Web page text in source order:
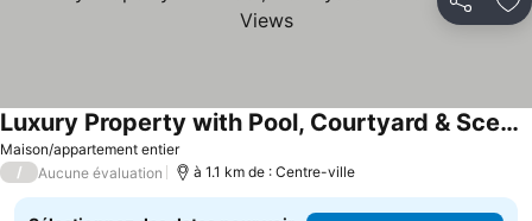
Partager
Maison/appartement entier
Luxury Property with Pool, Courtyard & Scenic Harbour Views
/ Aucune évaluation à 1.1 km de : Centre-ville